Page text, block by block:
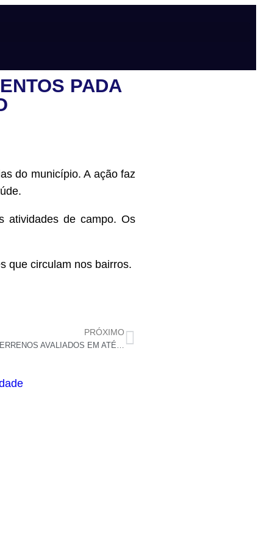
PADA
do município. A ação faz
atividades de campo. Os
que circulam nos bairros.
PRÓXIMO
TRT-RN LEILÃO COM MERCEDES-BENZ, IMÓVEIS E TERRENOS AVALIADOS EM ATÉ R$ 3,5 MILHÕES